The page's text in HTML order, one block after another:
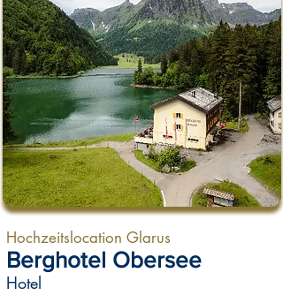
Hochzeitslocation Glarus
Berghotel Obersee
Hotel